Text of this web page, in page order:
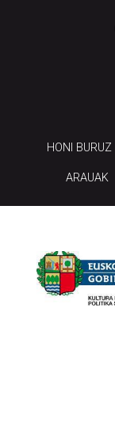
HONI BURUZ
ARAUAK